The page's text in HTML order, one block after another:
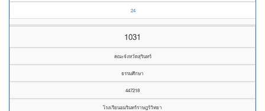
24
1031
คณะจังหวัดสุรินทร์
ธรรมศึกษา
447218
โรงเรียนอมรินทร์ราษฎร์วิทยา